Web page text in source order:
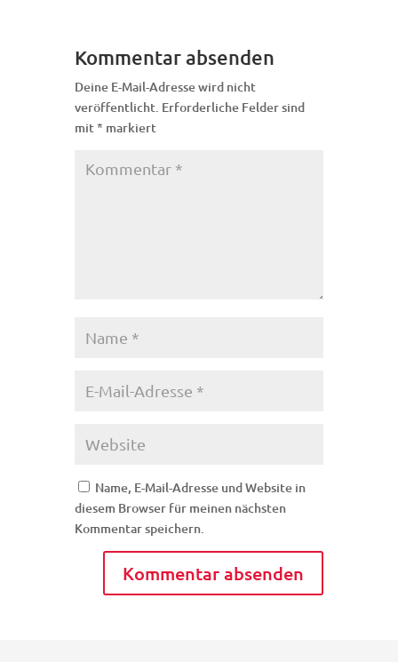
Kommentar absenden
Deine E-Mail-Adresse wird nicht
veröffentlicht. Erforderliche Felder sind
mit* markiert
Name, E-Mail-Adresse und Website in
diesem Browser für meinen nächsten
Kommentar speichern.